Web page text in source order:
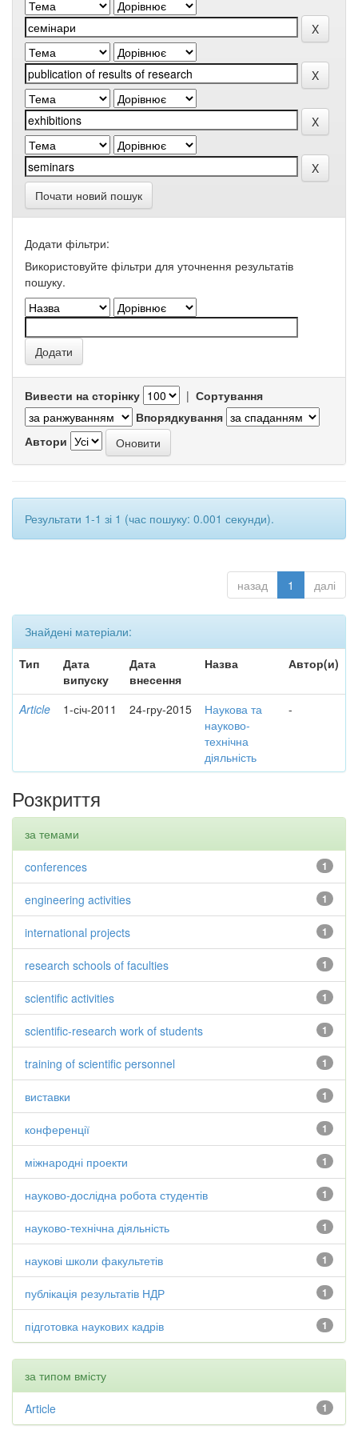
Почати новий пошук
Додати фільтри:
Використовуйте фільтри для уточнення результатів
пошуку.
Вивести на сторінку | Сортування
Впорядкування
Автори
Результати 1-1 зі 1 (час пошуку: 0.001 секунди).
назад 1 далі
Знайдені матеріали:
Тип
Дата
випуску
Дата
внесення
Назва Автор(и)
Article 1-січ-2011 24-гру-2015
Наукова та
науково-
технічна
діяльність
-
Розкриття
за темами
1
conferences
1
engineering activities
1
international projects
1
research schools of faculties
1
scientific activities
1
scientific-research work of students
1
training of scientific personnel
1
виставки
1
конференції
1
міжнародні проекти
1
науково-дослідна робота студентів
1
науково-технічна діяльність
1
наукові школи факультетів
1
публікація результатів НДР
1
підготовка наукових кадрів
за типом вмісту
1
Article